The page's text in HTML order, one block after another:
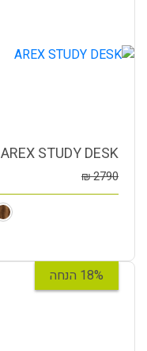
AREX STUDY DESK
2790
₪
18% הנחה